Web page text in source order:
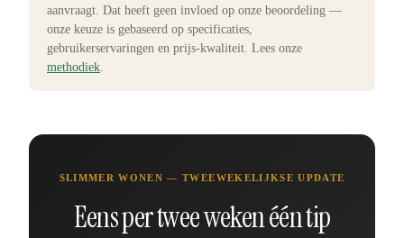
aanvraagt. Dat heeft geen invloed op onze beoordeling —
onze keuze is gebaseerd op specificaties,
gebruikerservaringen en prijs-kwaliteit. Lees onze
methodiek.
SLIMMER WONEN — TWEEWEKELIJKSE UPDATE
Eens per twee weken één tip